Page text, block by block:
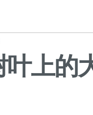
上的